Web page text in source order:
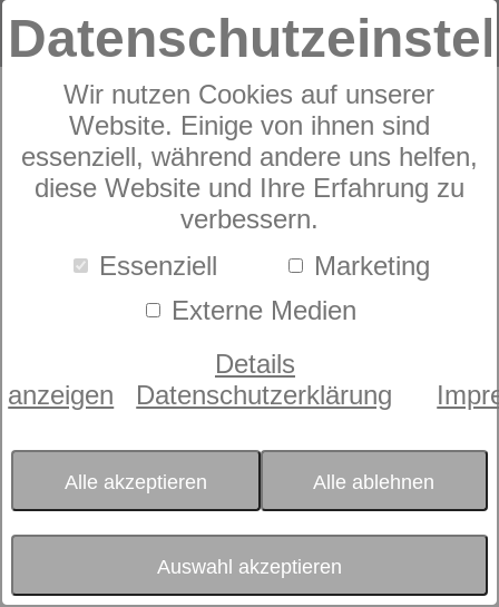
Wir nutzen Cookies auf unserer
Website. Einige von ihnen sind
essenziell, während andere uns helfen,
diese Website und Ihre Erfahrung zu
verbessern.
Essenziell
Marketing
Externe Medien
Details
anzeigen
Datenschutzerklärung
Alle akzeptieren Alle ablehnen
Auswahl akzeptieren
Matratzenauflage
dormabell Molton
Größe
weiss